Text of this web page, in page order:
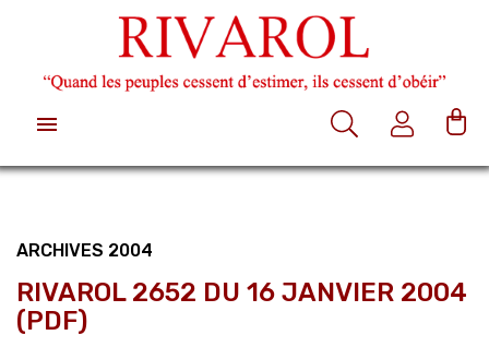

ARCHIVES 2004
RIVAROL 2652 DU 16 JANVIER 2004
(PDF)